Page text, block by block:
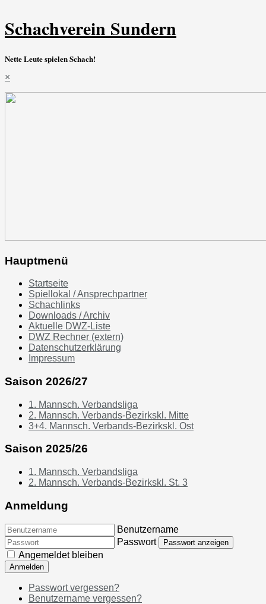
Schachverein Sundern
Nette Leute spielen Schach!
×
Hauptmenü
Startseite
Spiellokal / Ansprechpartner
Schachlinks
Downloads / Archiv
Aktuelle DWZ-Liste
DWZ Rechner (extern)
Datenschutzerklärung
Impressum
Saison 2026/27
1. Mannsch. Verbandsliga
2. Mannsch. Verbands-Bezirkskl. Mitte
3+4. Mannsch. Verbands-Bezirkskl. Ost
Saison 2025/26
1. Mannsch. Verbandsliga
2. Mannsch. Verbands-Bezirkskl. St. 3
Anmeldung
Benutzername
Passwort
Passwort anzeigen
Angemeldet bleiben
Anmelden
Passwort vergessen?
Benutzername vergessen?